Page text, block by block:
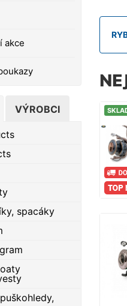
akce
VÝROBCI
spacáky